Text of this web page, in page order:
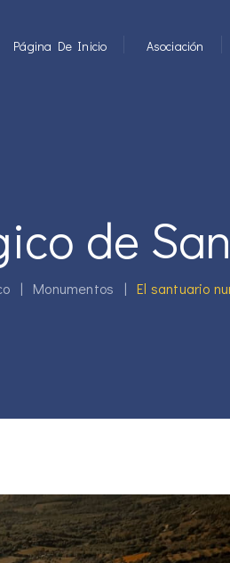
Página De Inicio Asociación
de
| Monumentos |El santuario